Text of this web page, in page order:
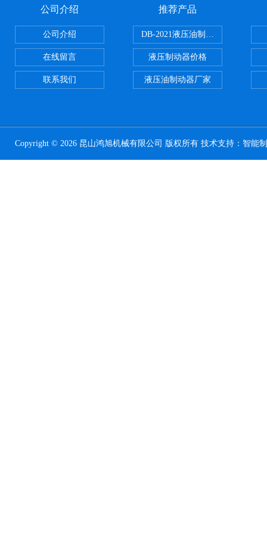
公司介绍
公司介绍
在线留言
联系我们
推荐产品
DB-2021液压油制动器
液压制动器价格
液压油制动器厂家
Copyright © 2026 昆山鸿旭机械有限公司 版权所有 技术支持： 智能